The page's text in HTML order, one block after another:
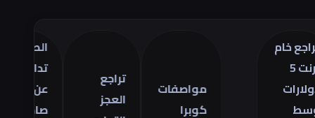
مواصفات
صادراتها